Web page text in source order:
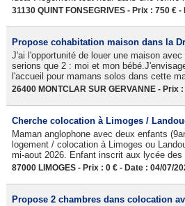
31130 QUINT FONSEGRIVES - Prix : 750 €
Propose cohabitation maison dans la
J'ai l'opportunité de louer une maison
serions que 2 : moi et mon
l'accueil pour mamans solos dans cette
26400 MONTCLAR SUR GERVANNE - Prix
Cherche colocation à Limoges /
Maman anglophone avec deux enfants
logement / colocation à Limoges ou
mi-aout 2026. Enfant inscrit aux lycée des
87000 LIMOGES - Prix : 0 € - Date : 04/07/
Propose 2 chambres dans colocation